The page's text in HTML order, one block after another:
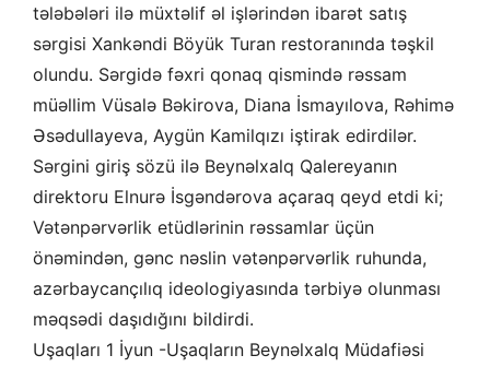
tələbələri ilə müxtəlif əl işlərindən ibarət satış
sərgisi Xankəndi Böyük Turan restoranında təşkil
olundu. Sərgidə fəxri qonaq qismində rəssam
müəllim Vüsalə Bəkirova, Diana İsmayılova, Rəhimə
Əsədullayeva, Aygün Kamilqızı iştirak edirdilər.
Sərgini giriş sözü ilə Beynəlxalq Qalereyanın
direktoru Elnurə İsgəndərova açaraq qeyd etdi ki;
Vətənpərvərlik etüdlərinin rəssamlar üçün
önəmindən, gənc nəslin vətənpərvərlik ruhunda,
azərbaycançılıq ideologiyasında tərbiyə olunması
məqsədi daşıdığını bildirdi.
Uşaqları 1 İyun -Uşaqların Beynəlxalq Müdafiəsi